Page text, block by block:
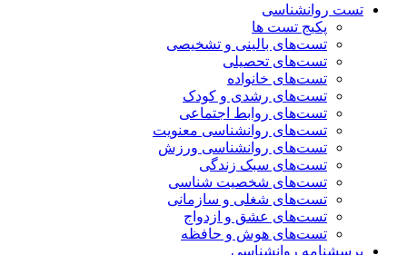
تست روانشناسی
پکیج تست ها
تست‌های بالینی و تشخیصی
تست‌های تحصیلی
تست‌های خانواده
تست‌های رشدی و کودک
تست‌های روابط اجتماعی
تست‌های روانشناسی معنویت
تست‌های روانشناسی ورزش
تست‌های سبک زندگی
تست‌های شخصیت شناسی
تست‌های شغلی و سازمانی
تست‌های عشق و ازدواج
تست‌های هوش و حافظه
پرسشنامه روانشناسی